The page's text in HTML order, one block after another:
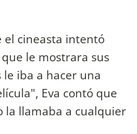
el cineasta intentó
le mostrara sus
iba a hacer una
Eva contó que
llamaba a cualquier